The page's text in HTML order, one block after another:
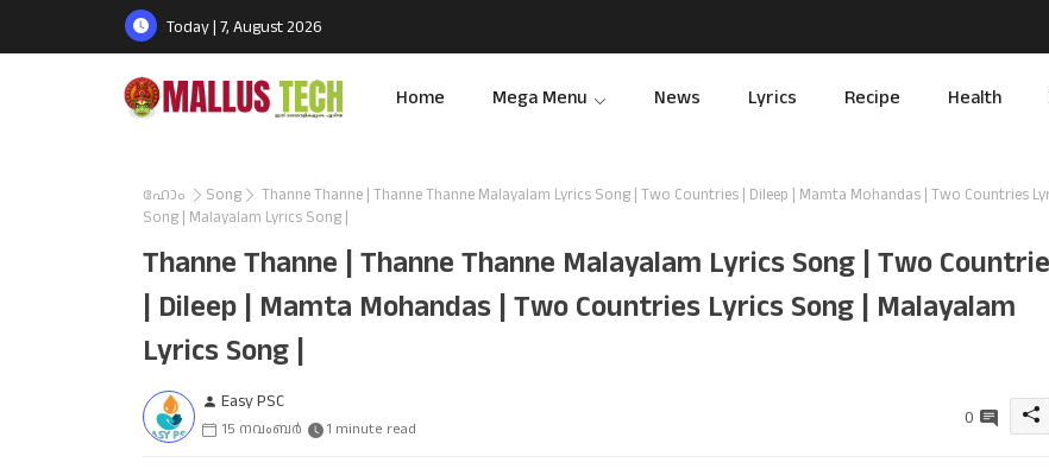
Today | 7, August 2026
Home Mega Menu News Lyrics Recipe Health
ഹോം Song
Thanne Thanne | Thanne Thanne Malayalam Lyrics Song | Two Countries | Dileep | Mamta Mohandas | Two Countries
Song | Malayalam Lyrics Song |
Thanne Thanne | Thanne Thanne Malayalam Lyrics Song | Two
| Dileep | Mamta Mohandas | Two Countries Lyrics Song | Malayalam
Lyrics Song |
Easy PSC
15 നവംബർ 1 minute read 0